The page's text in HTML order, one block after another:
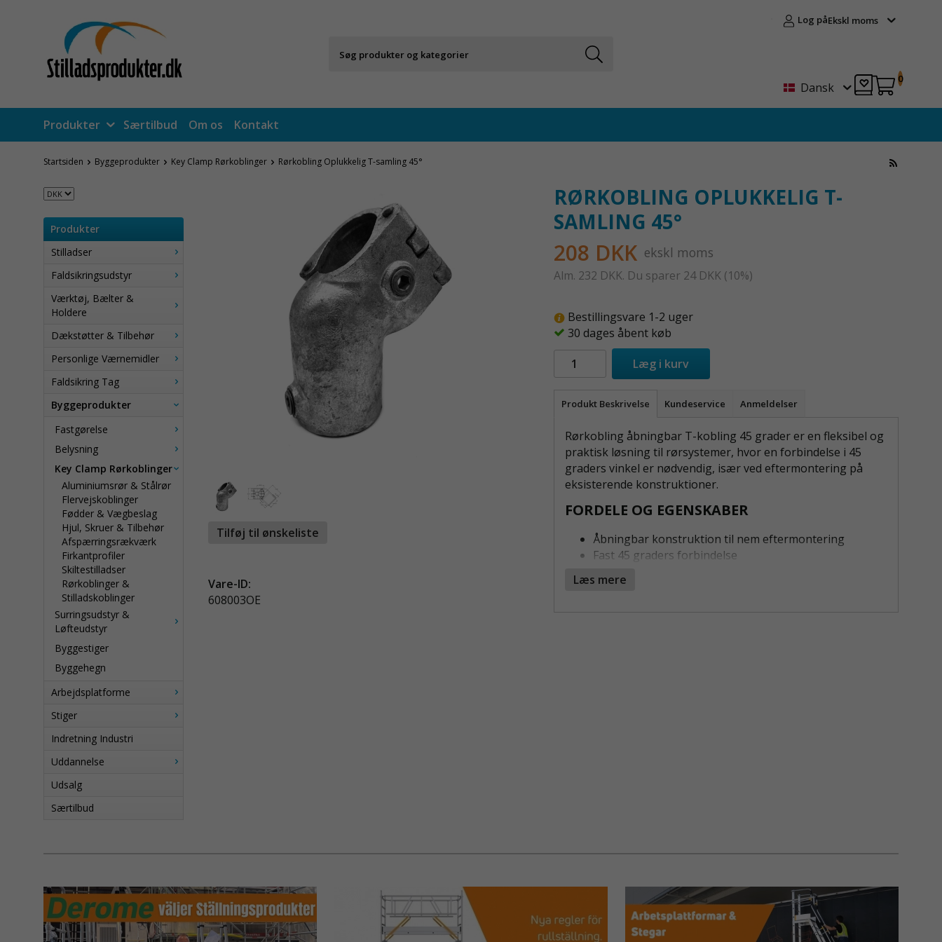
Log påEkskl moms
Dansk
0
Produkter Særtilbud Om os Kontakt
Startsiden Byggeprodukter Key Clamp Rørkoblinger Rørkobling Oplukkelig T-samling 45°
Produkter
Stilladser
Faldsikringsudstyr
Værktøj, Bælter &
Holdere
Dækstøtter & Tilbehør
Personlige Værnemidler
Faldsikring Tag
Byggeprodukter
Fastgørelse
Belysning
Key Clamp Rørkoblinger
Aluminiumsrør & Stålrør
Flervejskoblinger
Fødder & Vægbeslag
Hjul, Skruer & Tilbehør
Afspærringsrækværk
Firkantprofiler
Skiltestilladser
Rørkoblinger &
Stilladskoblinger
Surringsudstyr &
Løfteudstyr
Byggestiger
Byggehegn
Arbejdsplatforme
Stiger
Indretning Industri
Uddannelse
Udsalg
Særtilbud
RØRKOBLING OPLUKKELIG T-
SAMLING 45°
208 DKK ekskl moms
Alm. 232 DKK. Du sparer 24 DKK(10%)
Bestillingsvare 1-2 uger
30 dages åbent køb
Læg i kurv
Produkt Beskrivelse Kundeservice Anmeldelser
Rørkobling åbningbar T-kobling 45 grader er en fleksibel og
praktisk løsning til rørsystemer, hvor en forbindelse i 45
graders vinkel er nødvendig, især ved eftermontering på
eksisterende konstruktioner.
FORDELE OG EGENSKABER
Åbningbar konstruktion til nem eftermontering
Fast 45 graders forbindelse
Stabil låsning med unbrakoskruer
Koblingen åbnes, placeres omkring det eksisterende rør og
låses med unbrakoskruer, hvilket giver en sikker og
vibrationsbestandig fastgørelse.
Rørkobling åbningbar T-kobling 45 grader fungerer
Læs mere
Tilføj til ønskeliste
Vare-ID:
608003OE